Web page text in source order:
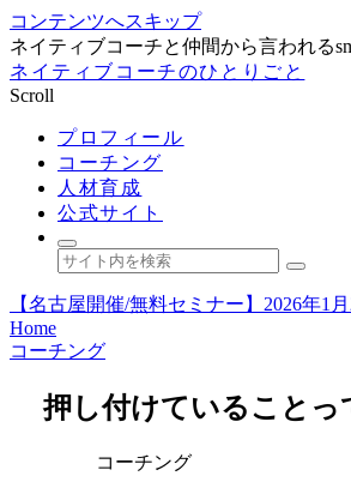
コンテンツへスキップ
ネイティブコーチと仲間から言われる
ネイティブコーチのひとりごと
Scroll
プロフィール
コーチング
人材育成
公式サイト
【名古屋開催/無料セミナー】2026年
Home
コーチング
押し付けていること
コーチング